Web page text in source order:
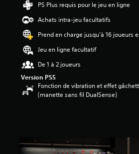
PS Plus requis pour le jeu en ligne
Achats intra-jeu facultatifs
Prend en charge jusqu'à 16 joueurs
Jeu en ligne facultatif
De 1 à 2 joueurs
Version PS5
Fonction de vibration et effet
(manette sans fil DualSense)